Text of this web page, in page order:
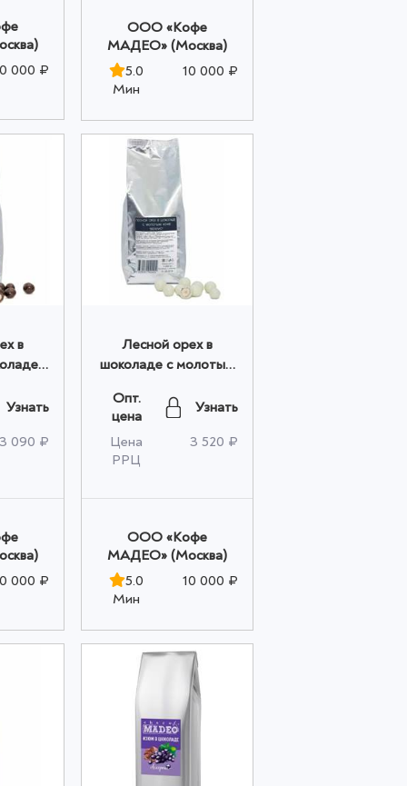
000 ₽
OOO «Кофе
МАДЕО» (Москва)
5.0
Мин
10 000 ₽
в
с
кг
Узнать
3 090 ₽
000 ₽
Лесной орех в
шоколаде с молотым
Madeo™ 1,000 кг
оптом
Опт.
цена
Узнать
Цена
РРЦ
3 520 ₽
OOO «Кофе
МАДЕО» (Москва)
5.0
Мин
10 000 ₽